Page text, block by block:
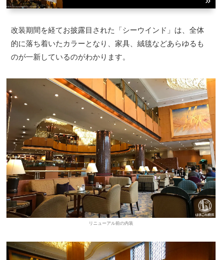
改装期間を経てお披露目された「シーウインド」は、全体
的に落ち着いたカラーとなり、家具、絨毯などあらゆるも
のが一新しているのがわかります。
リニューアル前の内装